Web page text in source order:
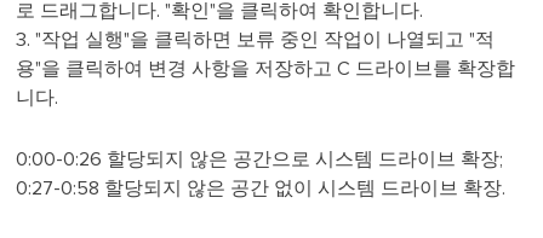
로 드래그합니다. "확인"을 클릭하여 확인합니다.
3. "작업 실행"을 클릭하면 보류 중인 작업이 나열되고 "적
용"을 클릭하여 변경 사항을 저장하고 C 드라이브를 확장합
니다.
0:00-0:26 할당되지 않은 공간으로 시스템 드라이브 확장;
0:27-0:58 할당되지 않은 공간 없이 시스템 드라이브 확장.